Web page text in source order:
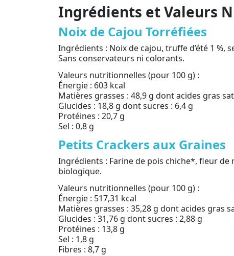
Ingrédients et Valeurs
Noix de Cajou Torréfiées
Ingrédients : Noix de cajou, truffe d’été 1 %,
Sans conservateurs ni colorants.
Valeurs nutritionnelles (pour 100 g) :
Énergie : 603 kcal
Matières grasses : 48,9 g dont acides gras
Glucides : 18,8 g dont sucres : 6,4 g
Protéines : 20,7 g
Sel : 0,8 g
Petits Crackers aux Graines
Ingrédients : Farine de pois chiche*, fleur de
biologique.
Valeurs nutritionnelles (pour 100 g) :
Énergie : 517,31 kcal
Matières grasses : 35,28 g dont acides gras
Glucides : 31,76 g dont sucres : 2,88 g
Protéines : 13,8 g
Sel : 1,8 g
Fibres : 8,7 g